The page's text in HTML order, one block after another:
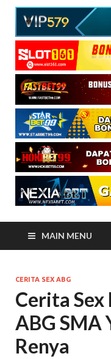
MAIN MENU
CERITA SEX ABG
Cerita Sex
ABG SMA
Renya